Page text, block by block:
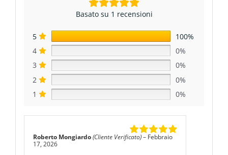
Basato su 1 recensioni
5
100%
4
0%
3
0%
2
0%
1
0%
Valutato
Roberto Mongiardo(Cliente Verificato)– Febbraio
17, 2026